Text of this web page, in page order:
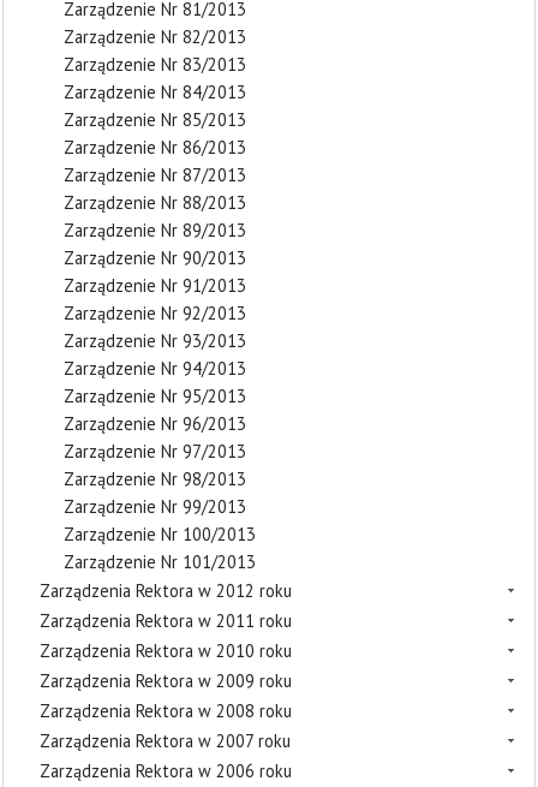
Zarządzenie Nr 81/2013
Zarządzenie Nr 82/2013
Zarządzenie Nr 83/2013
Zarządzenie Nr 84/2013
Zarządzenie Nr 85/2013
Zarządzenie Nr 86/2013
Zarządzenie Nr 87/2013
Zarządzenie Nr 88/2013
Zarządzenie Nr 89/2013
Zarządzenie Nr 90/2013
Zarządzenie Nr 91/2013
Zarządzenie Nr 92/2013
Zarządzenie Nr 93/2013
Zarządzenie Nr 94/2013
Zarządzenie Nr 95/2013
Zarządzenie Nr 96/2013
Zarządzenie Nr 97/2013
Zarządzenie Nr 98/2013
Zarządzenie Nr 99/2013
Zarządzenie Nr 100/2013
Zarządzenie Nr 101/2013
Zarządzenia Rektora w 2012 roku
Zarządzenia Rektora w 2011 roku
Zarządzenia Rektora w 2010 roku
Zarządzenia Rektora w 2009 roku
Zarządzenia Rektora w 2008 roku
Zarządzenia Rektora w 2007 roku
Zarządzenia Rektora w 2006 roku